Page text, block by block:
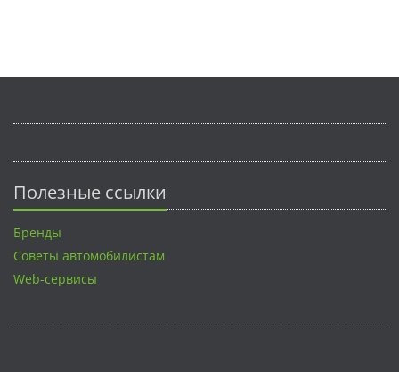
Полезные ссылки
Бренды
Советы автомобилистам
Web-сервисы